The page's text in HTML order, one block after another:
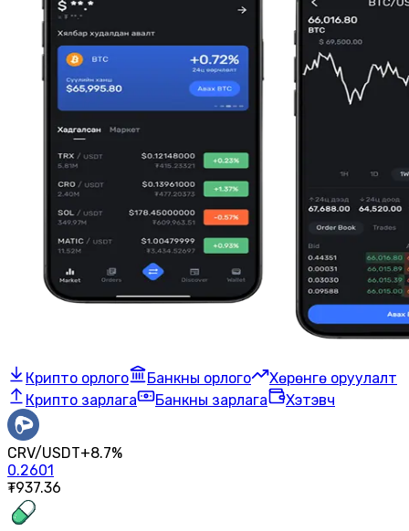
Крипто орлого Банкны орлого
Хөрөнгө оруулалт
Крипто зарлага
Банкны зарлага Хэтэвч
CRV/USDT+8.7%
0.2601
₮937.36